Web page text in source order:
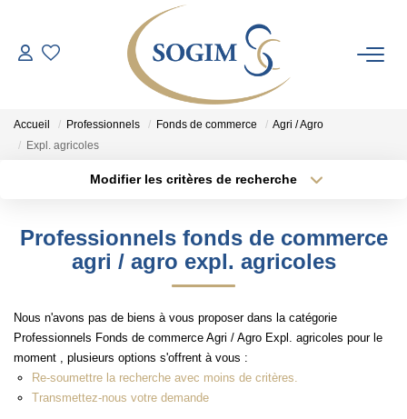
SYNDIC
VENTES
NOTRE AGENCE
ESPACE CLIENT
Accueil Professionnels Fonds de commerce
Agri / Agro
Expl. agricoles
Modifier les critères de recherche
Budget max
Professionnels fonds de commerce
agri / agro expl. agricoles
Nous n'avons pas de biens à vous proposer dans la catégorie
Professionnels Fonds de commerce Agri / Agro Expl. agricoles pour le
moment , plusieurs options s'offrent à vous :
Re-soumettre la recherche avec moins de critères.
Transmettez-nous votre demande